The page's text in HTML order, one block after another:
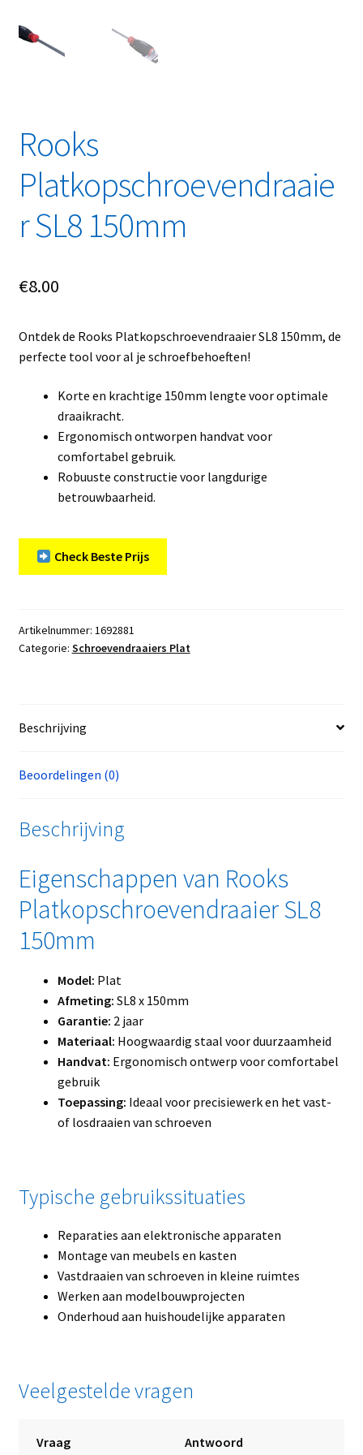
My account
Overzicht
Privacybeleid
Retourbeleid
Rooks
Platkopschroevendraaie
r SL8 150mm
€8.00
Ontdek de Rooks Platkopschroevendraaier SL8 150mm, de
perfecte tool voor al je schroefbehoeften!
Korte en krachtige 150mm lengte voor optimale
draaikracht.
Ergonomisch ontworpen handvat voor
comfortabel gebruik.
Robuuste constructie voor langdurige
betrouwbaarheid.
Check Beste Prijs
Artikelnummer: 1692881
Categorie: Schroevendraaiers Plat
Beschrijving
Beoordelingen (0)
Beschrijving
Eigenschappen van Rooks
Platkopschroevendraaier SL8
150mm
Model: Plat
Afmeting: SL8 x 150mm
Garantie: 2 jaar
Materiaal: Hoogwaardig staal voor duurzaamheid
Handvat: Ergonomisch ontwerp voor comfortabel
gebruik
Toepassing: Ideaal voor precisiewerk en het vast-
of losdraaien van schroeven
Typische gebruikssituaties
Reparaties aan elektronische apparaten
Montage van meubels en kasten
Vastdraaien van schroeven in kleine ruimtes
Werken aan modelbouwprojecten
Onderhoud aan huishoudelijke apparaten
Veelgestelde vragen
Vraag Antwoord